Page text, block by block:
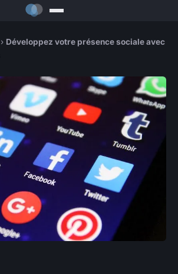
› Développez votre présence sociale avec